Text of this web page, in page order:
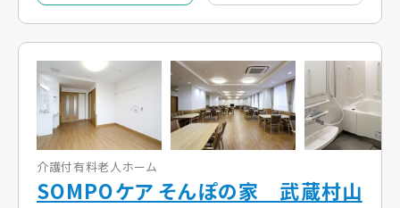
介護付有料老人ホーム
SOMPOケア そんぽの家 武蔵村山